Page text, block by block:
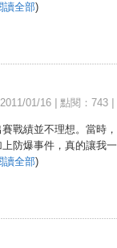
讀全部)
01/16 點閱：743
戰績並不理想。當時
防爆事件，真的讓我
讀全部)